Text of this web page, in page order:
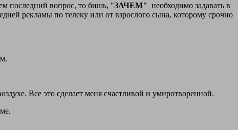
последний вопрос, то бишь, "ЗАЧЕМ" необходимо задавать в
рекламы по телеку или от взрослого сына, которому срочно
Все это сделает меня счастливой и умиротворенной.